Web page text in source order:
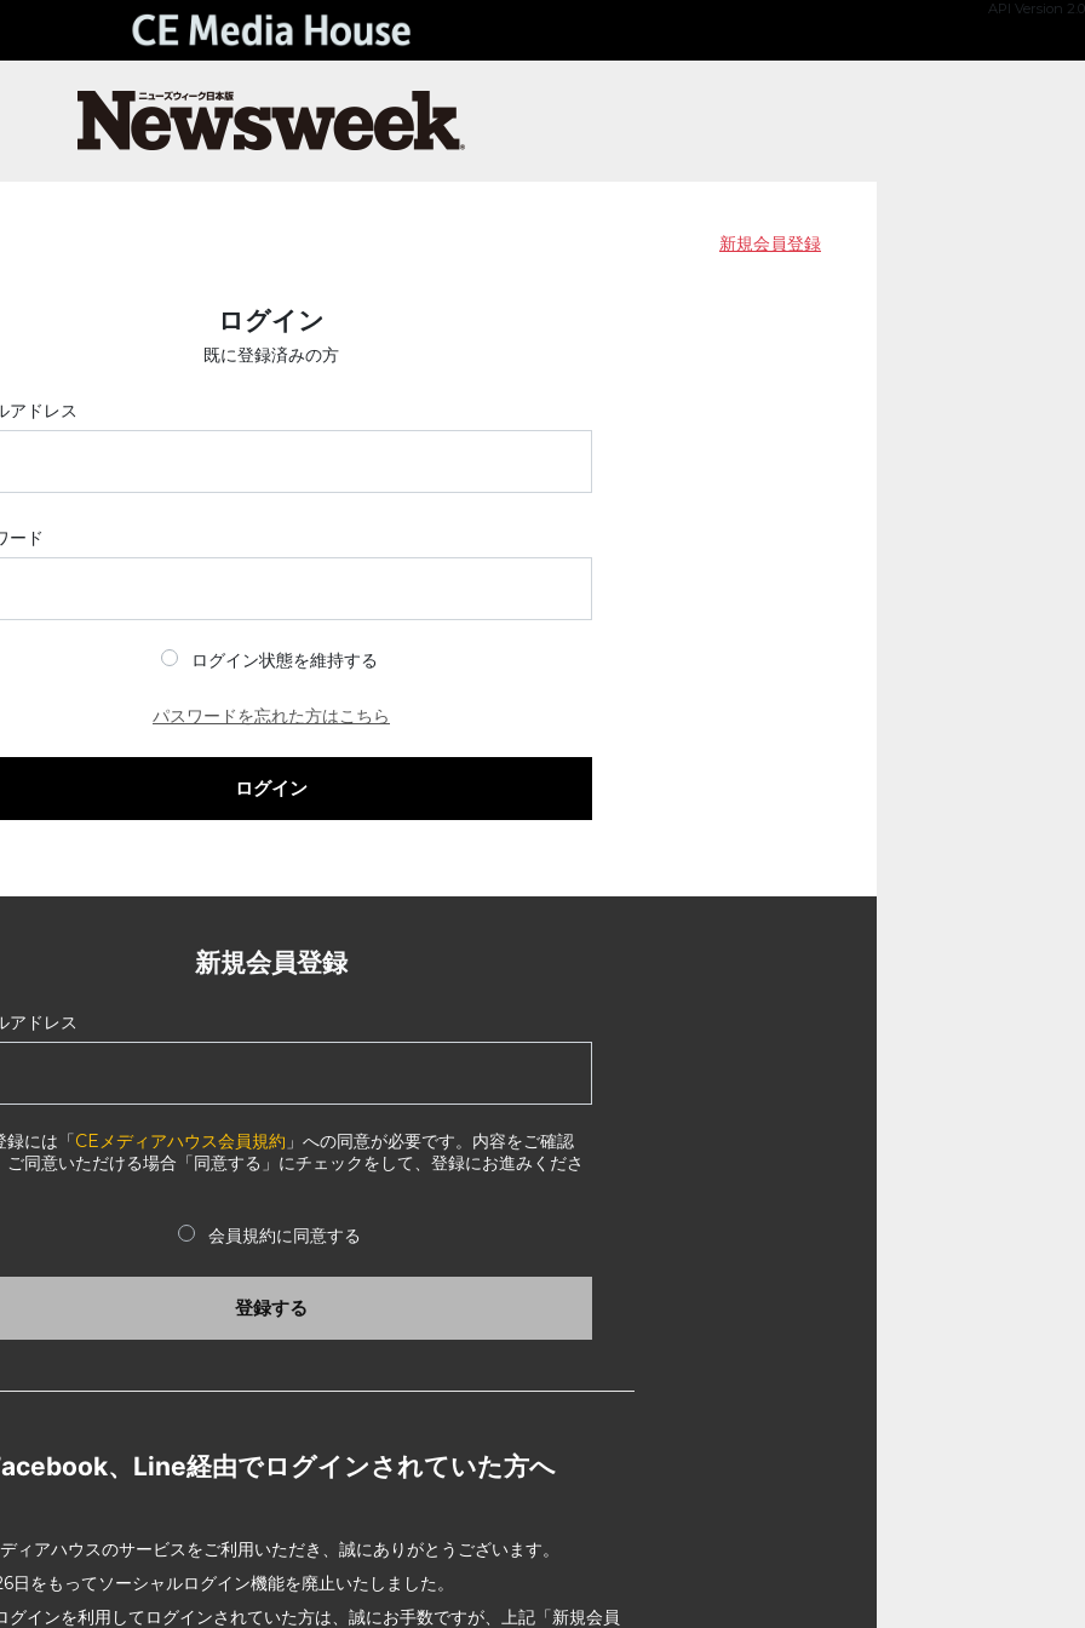
API Version 2.0
新規会員登録
ログイン
既に登録済みの方
アドレス
ード
ログイン状態を維持する
パスワードを忘れた方はこちら
ログイン
新規会員登録
アドレス
録には「CEメディアハウス会員規約 」への同意が必要です。内容をご確認
ご同意いただける場合「同意する」にチェックをして、登録にお進みくださ
会員規約に同意する
登録する
、Line経由でログインされていた方へ
ィアハウスのサービスをご利用いただき、誠にありがとうございます。
日をもってソーシャルログイン機能を廃止いたしました。
グインを利用してログインされていた方は、誠にお手数ですが、上記「新規会員